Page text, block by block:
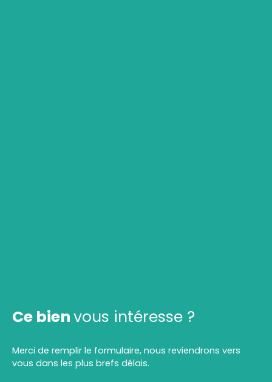
Ce bienvous intéresse ?
Merci de remplir le formulaire, nous reviendrons vers
vous dans les plus brefs délais.